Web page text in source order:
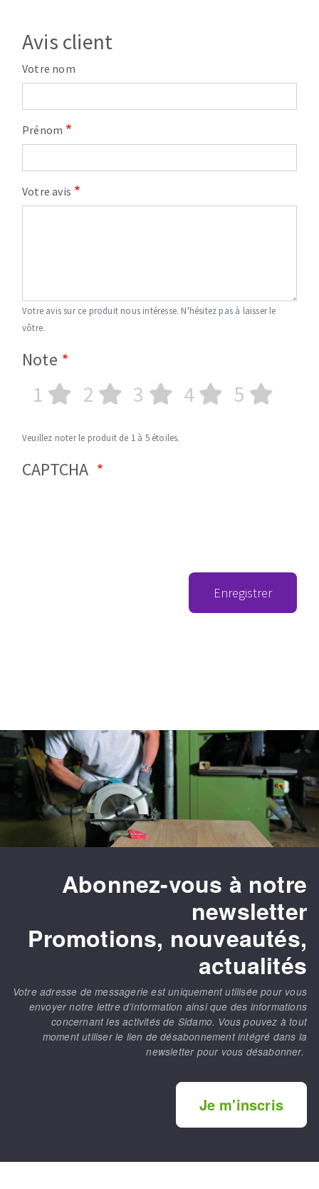
Avis client
Votre nom
Prénom
Votre avis
Votre avis sur ce produit nous intéresse. N'hésitez pas à laisser le
vôtre.
Note
1 2 3 4 5
Veuillez noter le produit de 1 à 5 étoiles.
CAPTCHA
Enregistrer
Abonnez-vous à notre
newsletter
Promotions, nouveautés,
actualités
Votre adresse de messagerie est uniquement utilisée pour vous
envoyer notre lettre d’information ainsi que des informations
concernant les activités de Sidamo. Vous pouvez à tout
moment utiliser le lien de désabonnement intégré dans la
newsletter pour vous désabonner.
Je m'inscris